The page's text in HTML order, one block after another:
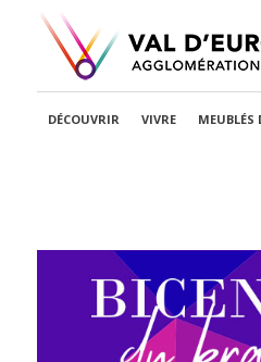
DÉCOUVRIR VIVRE MEUBLÉS